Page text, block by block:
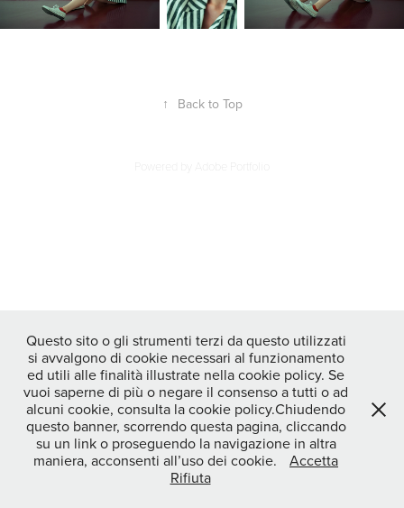
↑ Back to Top
Questo sito o gli strumenti terzi da questo utilizzati
si avvalgono di cookie necessari al funzionamento
ed utili alle finalità illustrate nella cookie policy. Se
vuoi saperne di più o negare il consenso a tutti o ad
alcuni cookie, consulta la cookie policy.Chiudendo
questo banner, scorrendo questa pagina, cliccando
su un link o proseguendo la navigazione in altra
maniera, acconsenti all’uso dei cookie.
Accetta
Rifiuta